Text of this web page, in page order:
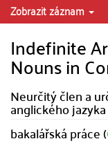
Zobrazit záznam
Indefinite
Nouns in
Neurčitý člen a
anglického
bakalářská práce (